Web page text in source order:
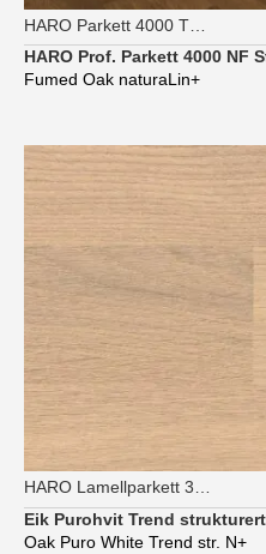
HARO Parkett 4000 TG Strip Prestige
HARO Prof. Parkett 4000 NF
Fumed Oak naturaLin+
Eik Purohvit Trend
Oak Puro White Trend str. N+